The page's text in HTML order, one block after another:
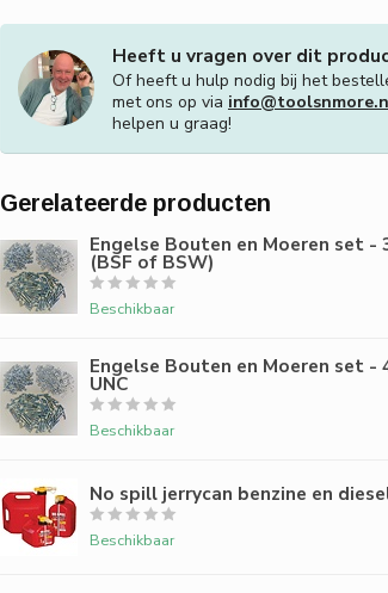
Heeft u vragen over dit
Of heeft u hulp nodig bij het
met ons op via
helpen u graag!
Gerelateerde producten
Engelse Bouten en Moeren set -
(BSF of BSW)
Beschikbaar
Engelse Bouten en Moeren set -
UNC
Beschikbaar
No spill jerrycan benzine en
Beschikbaar